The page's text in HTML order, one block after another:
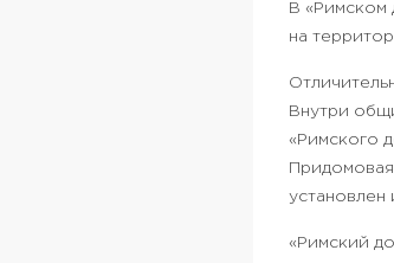
В «Римском
на
Внутри
«Римского
установлен
«Римский